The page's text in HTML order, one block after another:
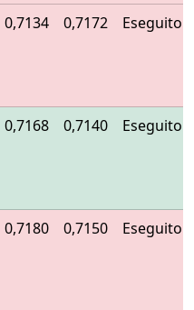
0,7134 0,7172 Eseguito
0,7168 0,7140 Eseguito
0,7180 0,7150 Eseguito